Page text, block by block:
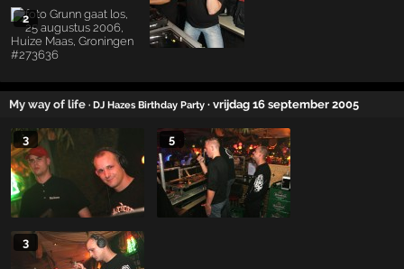
2
My way of life · DJ Hazes Birthday Party · vrijdag 16 september 2005
3 5
3